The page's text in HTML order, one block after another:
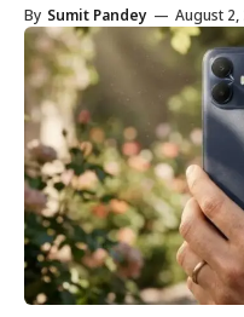
By Sumit Pandey — August 2,